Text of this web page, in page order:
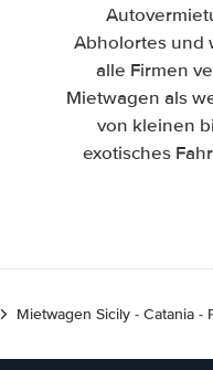
Abholortes und
alle Firmen
Mietwagen als
von kleinen
exotisches
Mietwagen Sicily - Catania -